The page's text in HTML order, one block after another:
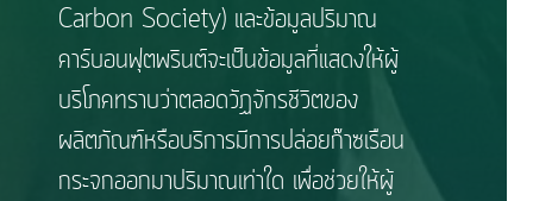
Carbon Society) และข้อมูลปริมาณ
คาร์บอนฟุตพรินต์จะเป็นข้อมูลที่แสดงให้ผู้
บริโภคทราบว่าตลอดวัฏจักรชีวิตของ
ผลิตภัณฑ์หรือบริการมีการปล่อยก๊าซเรือน
กระจกออกมาปริมาณเท่าใด เพื่อช่วยให้ผู้